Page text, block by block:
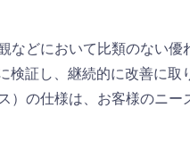
どにおいて比類のない優
検証し、継続的に改善に
）の仕様は、お客様のニ